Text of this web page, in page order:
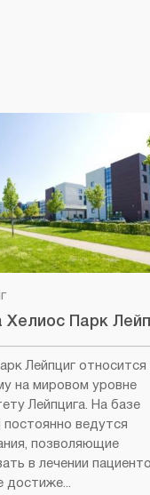
Хелиос Парк
Лейпциг относится
на мировом уровне
Лейпцига. На базе
постоянно ведутся
позволяющие
в лечении
достиже...